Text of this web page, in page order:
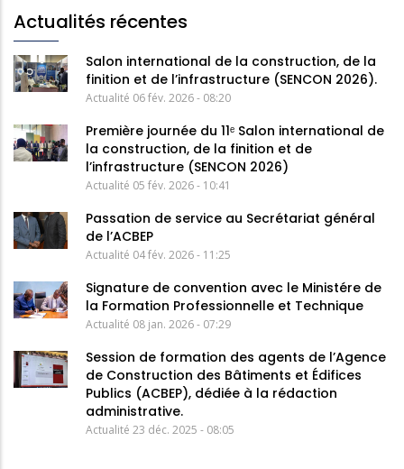
Actualités récentes
Salon international de la construction, de la
finition et de l’infrastructure (SENCON 2026).
Actualité 06 fév. 2026 - 08:20
Première journée du 11ᵉ Salon international de
la construction, de la finition et de
l’infrastructure (SENCON 2026)
Actualité 05 fév. 2026 - 10:41
Passation de service au Secrétariat général
de l’ACBEP
Actualité 04 fév. 2026 - 11:25
Signature de convention avec le Ministére de
la Formation Professionnelle et Technique
Actualité 08 jan. 2026 - 07:29
Session de formation des agents de l’Agence
de Construction des Bâtiments et Édifices
Publics (ACBEP), dédiée à la rédaction
administrative.
Actualité 23 déc. 2025 - 08:05